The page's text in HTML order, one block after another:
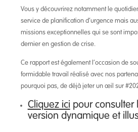
Vous y découvrirez notamment le
service de planification d’urgence mais
missions exceptionnelles qui se sont
dernier en gestion de crise.
Ce rapport est également l’occasion de
formidable travail réalisé avec nos
pourquoi pas, de déjà jeter un œil sur
Cliquez ici pour consulter
version dynamique et